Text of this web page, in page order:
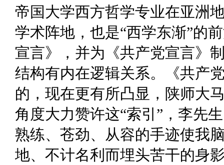
帝国大学西方哲学专业在亚洲
学术阵地，也是“西学东渐”的
宣言》，并为《共产党宣言》
结构有内在逻辑关系。《共产
的，现在更有所凸显，陕师大
角度大力赞许这“索引”，李先
熟练、苍劲、从容的手迹使我
地、不计名利而埋头苦干的身